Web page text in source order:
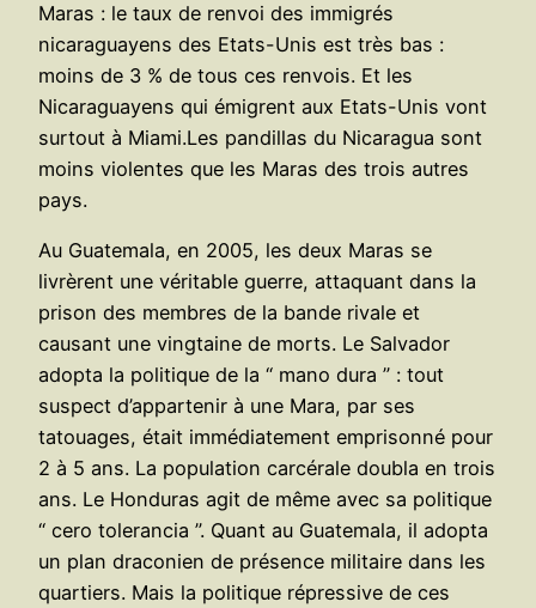
Maras : le taux de renvoi des immigrés
nicaraguayens des Etats-Unis est très bas :
moins de 3 % de tous ces renvois. Et les
Nicaraguayens qui émigrent aux Etats-Unis vont
surtout à Miami.Les pandillas du Nicaragua sont
moins violentes que les Maras des trois autres
pays.
Au Guatemala, en 2005, les deux Maras se
livrèrent une véritable guerre, attaquant dans la
prison des membres de la bande rivale et
causant une vingtaine de morts. Le Salvador
adopta la politique de la “ mano dura ” : tout
suspect d’appartenir à une Mara, par ses
tatouages, était immédiatement emprisonné pour
2 à 5 ans. La population carcérale doubla en trois
ans. Le Honduras agit de même avec sa politique
“ cero tolerancia ”. Quant au Guatemala, il adopta
un plan draconien de présence militaire dans les
quartiers. Mais la politique répressive de ces